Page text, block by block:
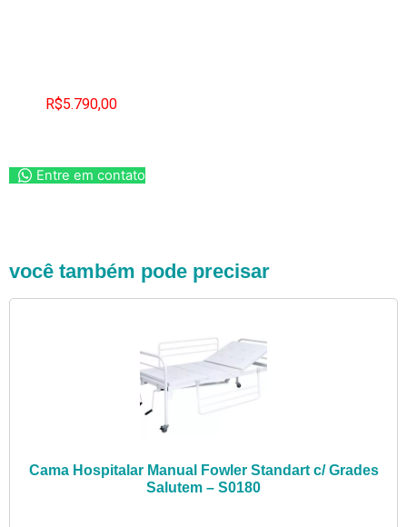
R$5.790,00
Entre em contato
Cama Hospitalar Manual Fowler Standart c/ Grades
Salutem – S0180